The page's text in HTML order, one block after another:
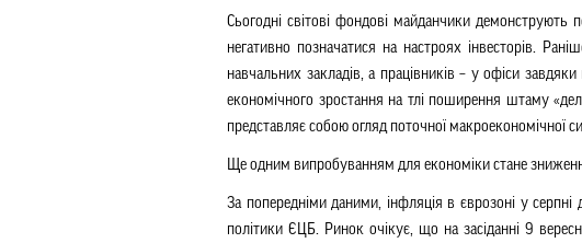
Сьогодні світові фондові майданчики
негативно позначатися на настроях інвесторів.
навчальних закладів, а працівників – у офіси
економічного зростання на тлі поширення штаму
представляє собою огляд поточної макроекономічної
Ще одним випробуванням для економіки стане
За попередніми даними, інфляція в єврозоні у
політики ЄЦБ. Ринок очікує, що на засіданні 9